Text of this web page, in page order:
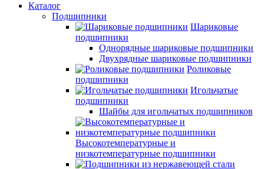
Каталог
Подшипники
Шариковые
подшипники
Однорядные шариковые подшипники
Двухрядные шариковые подшипники
Роликовые
подшипники
Игольчатые
подшипники
Шайбы для игольчатых подшипников
Высокотемпературные и
низкотемпературные подшипники